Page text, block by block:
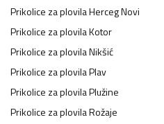
Prikolice za plovilaHerceg Novi
Prikolice za plovilaKotor
Prikolice za plovilaNikšić
Prikolice za plovilaPlav
Prikolice za plovilaPlužine
Prikolice za plovilaRožaje